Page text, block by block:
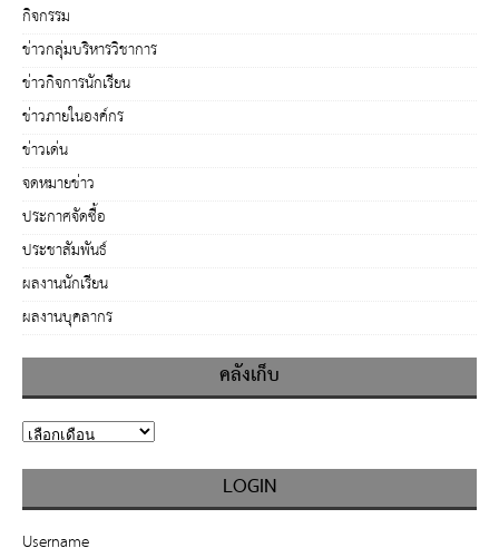
กิจกรรม
ข่าวกลุ่มบริหารวิชาการ
ข่าวกิจการนักเรียน
ข่าวภายในองค์กร
ข่าวเด่น
จดหมายข่าว
ประกาศจัดซื้อ
ประชาสัมพันธ์
ผลงานนักเรียน
ผลงานบุคลากร
คลังเก็บ
LOGIN
Username